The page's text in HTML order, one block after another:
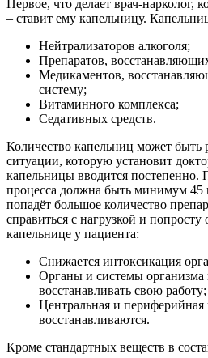
Первое, что делает врач-нарколог,
– ставит ему капельницу.
Нейтрализаторов алкоголя;
Препаратов,
Медикаментов,
систему;
Витаминного комплекса;
Седативных средств.
Количество капельниц может быть
ситуации, которую установит
капельницы вводится постепенно.
процесса должна быть минимум 45
попадёт большое количество
справиться с нагрузкой и попросту
капельнице у пациента:
Снижается интоксикация
Органы и системы организма
восстанавливать свою работу;
Центральная и
восстанавливаются.
Кроме стандартных веществ в